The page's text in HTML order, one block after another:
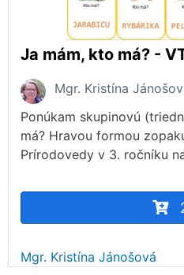
Ja mám, kto má? -
Mgr. Kristína
Ponúkam skupinovú
má? Hravou formou
Prírodovedy v 3. ročníku
Mgr. Kristína Jánošová